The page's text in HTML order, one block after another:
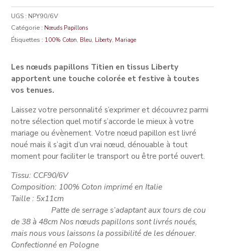
UGS : NPY90/6V
Catégorie : Nœuds Papillons
Étiquettes : 100% Coton, Bleu, Liberty, Mariage
Les nœuds papillons Titien en tissus Liberty
apportent une touche colorée et festive à toutes
vos tenues.
Laissez votre personnalité s’exprimer et découvrez parmi
notre sélection quel motif s’accorde le mieux à votre
mariage ou évènement. Votre nœud papillon est livré
noué mais il s’agit d’un vrai nœud, dénouable à tout
moment pour faciliter le transport ou être porté ouvert.
Tissu: CCF90/6V
Composition: 100% Coton imprimé en Italie
Taille : 5x11cm
Patte de serrage s’adaptant aux tours de cou
de 38 à 48cm Nos nœuds papillons sont livrés noués,
mais nous vous laissons la possibilité de les dénouer.
Confectionné en Pologne